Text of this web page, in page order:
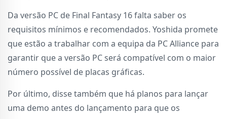
Da versão PC de Final Fantasy 16 falta saber os
requisitos mínimos e recomendados. Yoshida promete
que estão a trabalhar com a equipa da PC Alliance para
garantir que a versão PC será compatível com o maior
número possível de placas gráficas.
Por último, disse também que há planos para lançar
uma demo antes do lançamento para que os